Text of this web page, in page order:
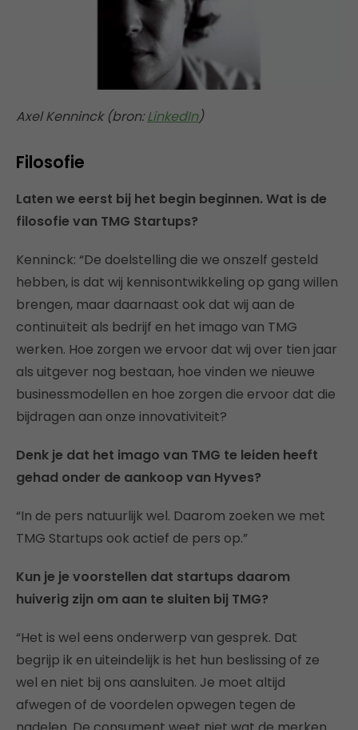
Axel Kenninck (bron:LinkedIn)
Filosofie
Laten we eerst bij het begin beginnen. Wat is de
filosofie van TMG Startups?
Kenninck: “De doelstelling die we onszelf gesteld
hebben, is dat wij kennisontwikkeling op gang willen
brengen, maar daarnaast ook dat wij aan de
continuïteit als bedrijf en het imago van TMG
werken. Hoe zorgen we ervoor dat wij over tien jaar
als uitgever nog bestaan, hoe vinden we nieuwe
businessmodellen en hoe zorgen die ervoor dat die
bijdragen aan onze innovativiteit?
Denk je dat het imago van TMG te leiden heeft
gehad onder de aankoop van Hyves?
“In de pers natuurlijk wel. Daarom zoeken we met
TMG Startups ook actief de pers op.”
Kun je je voorstellen dat startups daarom
huiverig zijn om aan te sluiten bij TMG?
“Het is wel eens onderwerp van gesprek. Dat
begrijp ik en uiteindelijk is het hun beslissing of ze
wel en niet bij ons aansluiten. Je moet altijd
afwegen of de voordelen opwegen tegen de